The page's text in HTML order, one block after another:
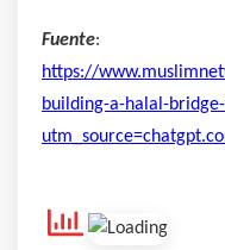
Fuente:
https://
building-a-halal-